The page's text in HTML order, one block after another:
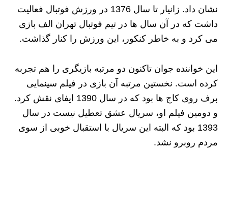
نشان داد. زانیار تا سال 1376 در ورزش فوتبال فعالیت
داشت که در آن سال ها در تیم فوتبال تهران الف بازی
می کرد و به خاطر کنکور، این ورزش را کنار گذاشت.
این خواننده جوان تاکنون دو مرتبه بازیگری را هم تجربه
کرده است. نخستین مرتبه آن بازی در فیلم سینمایی
برف روی کاج ها بود که در سال 1390 ایفای نقش کرد.
و دومین فیلم او، سریال عشق تعطیل نیست در سال
1393 بود که البته این سریال با استقبال خوبی از سوی
مردم روبرو نشد.